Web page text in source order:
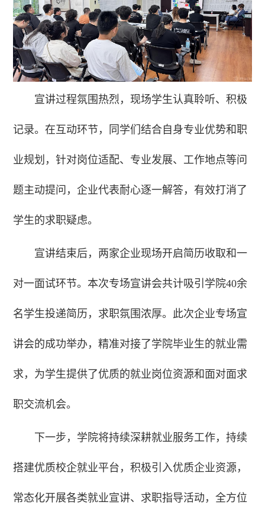
宣讲过程氛围热烈，现场学生认真聆听、积极
记录。在互动环节，同学们结合自身专业优势和职
业规划，针对岗位适配、专业发展、工作地点等问
题主动提问，企业代表耐心逐一解答，有效打消了
学生的求职疑虑。
宣讲结束后，两家企业现场开启简历收取和一
对一面试环节。本次专场宣讲会共计吸引学院40余
名学生投递简历，求职氛围浓厚。此次企业专场宣
讲会的成功举办，精准对接了学院毕业生的就业需
求，为学生提供了优质的就业岗位资源和面对面求
职交流机会。
下一步，学院将持续深耕就业服务工作，持续
搭建优质校企就业平台，积极引入优质企业资源，
常态化开展各类就业宣讲、求职指导活动，全方位